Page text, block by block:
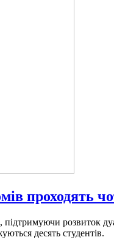
проходять
розвиток
десять студентів.